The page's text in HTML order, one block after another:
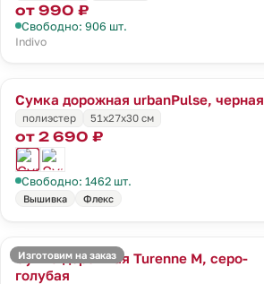
от 990 ₽
Свободно: 906 шт.
Indivo
Сумка дорожная urbanPulse, черная
полиэстер
51x27x30 см
от 2 690 ₽
Свободно: 1462 шт.
Вышивка Флекс
Изготовим на заказ
Сумка дорожная Turenne M, серо-
голубая